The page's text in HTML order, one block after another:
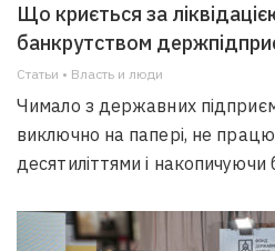
Що криється за
банкрутством
Статьи • Власть и люди
Чимало з державних
виключно на папері, не
десятиліттями і накопичуючи